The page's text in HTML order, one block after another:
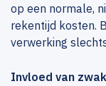
op een normale,
rekentijd kosten.
verwerking
Invloed van